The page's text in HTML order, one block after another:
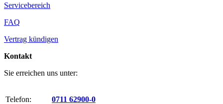
Servicebereich
FAQ
Vertrag kündigen
Kontakt
Sie erreichen uns unter:
Telefon: 0711 62900-0